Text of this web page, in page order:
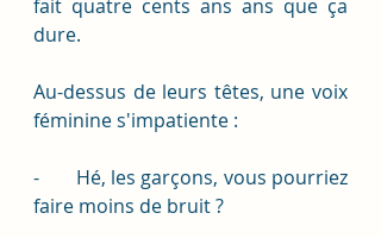
fait quatre cents ans ans que ça
dure.
Au-dessus de leurs têtes, une voix
féminine s'impatiente :
-       Hé, les garçons, vous pourriez
faire moins de bruit ?